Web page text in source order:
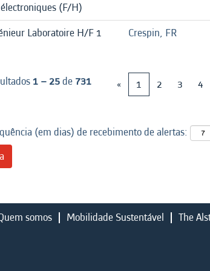
(F/H)
Laboratoire H/F 1 Crespin, FR
1 – 25de 731 « 1 2 3 4
(em dias) de recebimento de alertas:
somos Mobilidade Sustentável The